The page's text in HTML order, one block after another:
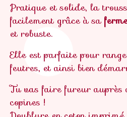
Pratique et solide, la
facilement grâce à sa
et robuste.
Elle est parfaite pour
feutres, et ainsi bien
Tu vas faire fureur auprès
copines !